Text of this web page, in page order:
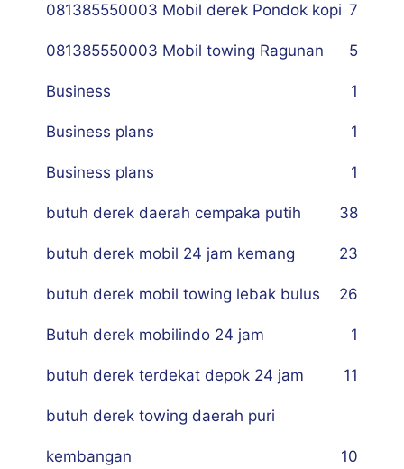
081385550003 Mobil derek Pondok kopi 7
081385550003 Mobil towing Ragunan 5
Business 1
Business plans 1
Business plans 1
butuh derek daerah cempaka putih 38
butuh derek mobil 24 jam kemang 23
butuh derek mobil towing lebak bulus 26
Butuh derek mobilindo 24 jam 1
butuh derek terdekat depok 24 jam 11
butuh derek towing daerah puri
kembangan 10